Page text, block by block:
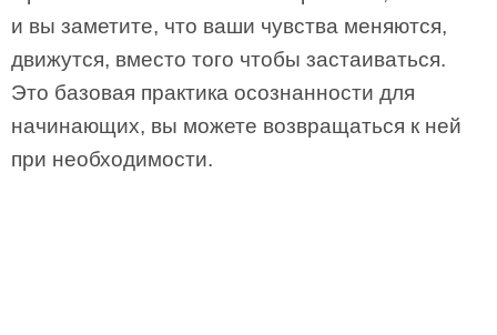
и вы заметите, что ваши чувства меняются,
движутся, вместо того чтобы застаиваться.
Это базовая практика осознанности для
начинающих, вы можете возвращаться к ней
при необходимости.